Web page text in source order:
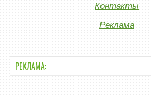
Контакты
Реклама
РЕКЛАМА: